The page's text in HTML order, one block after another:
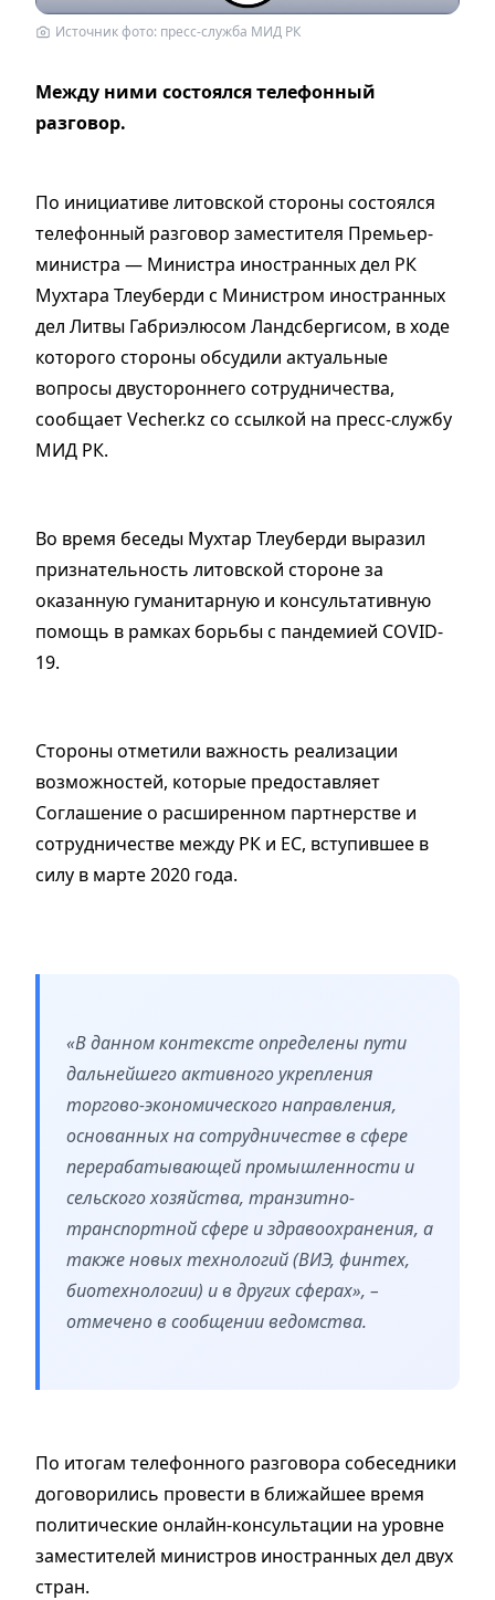
Источник фото: пресс-служба МИД РК
Между ними состоялся телефонный
разговор.
По инициативе литовской стороны состоялся
телефонный разговор заместителя Премьер-
министра — Министра иностранных дел РК
Мухтара Тлеуберди с Министром иностранных
дел Литвы Габриэлюсом Ландсбергисом, в ходе
которого стороны обсудили актуальные
вопросы двустороннего сотрудничества,
сообщает Vecher.kz со ссылкой на пресс-службу
МИД РК.
Во время беседы Мухтар Тлеуберди выразил
признательность литовской стороне за
оказанную гуманитарную и консультативную
помощь в рамках борьбы с пандемией COVID-
19.
Стороны отметили важность реализации
возможностей, которые предоставляет
Соглашение о расширенном партнерстве и
сотрудничестве между РК и ЕС, вступившее в
силу в марте 2020 года.
«В данном контексте определены пути
дальнейшего активного укрепления
торгово-экономического направления,
основанных на сотрудничестве в сфере
перерабатывающей промышленности и
сельского хозяйства, транзитно-
транспортной сфере и здравоохранения, а
также новых технологий (ВИЭ, финтех,
биотехнологии) и в других сферах», –
отмечено в сообщении ведомства.
По итогам телефонного разговора собеседники
договорились провести в ближайшее время
политические онлайн-консультации на уровне
заместителей министров иностранных дел двух
стран.